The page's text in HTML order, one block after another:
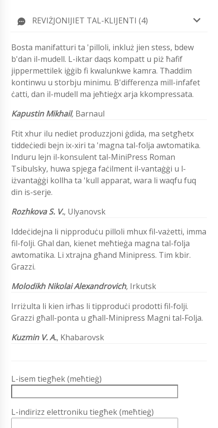
REVIŻJONIJIET TAL-KLIJENTI (4)
Bosta manifatturi ta 'pilloli, inkluż jien stess, bdew
b'dan il-mudell. L-iktar daqs kompatt u piż ħafif
jippermettilek iġġib fi kwalunkwe kamra. Tħaddim
kontinwu u storbju minimu. B'differenza mill-infafet
ċatti, dan il-mudell ma jeħtieġx arja kkompressata.
Kapustin Mikhail, Barnaul
Ftit xhur ilu nediet produzzjoni ġdida, ma setgħetx
tiddeċiedi bejn ix-xiri ta 'magna tal-folja awtomatika.
Induru lejn il-konsulent tal-MiniPress Roman
Tsibulsky, huwa spjega faċilment il-vantaġġi u l-
iżvantaġġi kollha ta 'kull apparat, wara li waqfu fuq
din is-serje.
Rozhkova S. V., Ulyanovsk
Iddeċidejna li nipproduċu pilloli mhux fil-vażetti, imma
fil-folji. Għal dan, kienet meħtieġa magna tal-folja
awtomatika. Li xtrajna għand Minipress. Tim kbir.
Grazzi.
Molodikh Nikolai Alexandrovich, Irkutsk
Irriżulta li kien irħas li tipproduċi prodotti fil-folji.
Grazzi għall-ponta u għall-Minipress Magni tal-Folja.
Kuzmin V. A., Khabarovsk
L-isem tiegħek (meħtieġ)
L-indirizz elettroniku tiegħek (meħtieġ)